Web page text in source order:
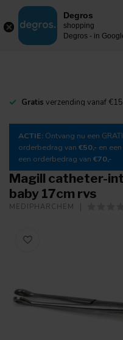
MENU
Gratis verzending vanaf
ACTIE: Ontvang nu een
orderbedrag van €50,- en een
een orderbedrag van €70,-
Magill catheter-
baby 17cm rvs
MEDIPHARCHEM
Degros
shopping
Degros - in